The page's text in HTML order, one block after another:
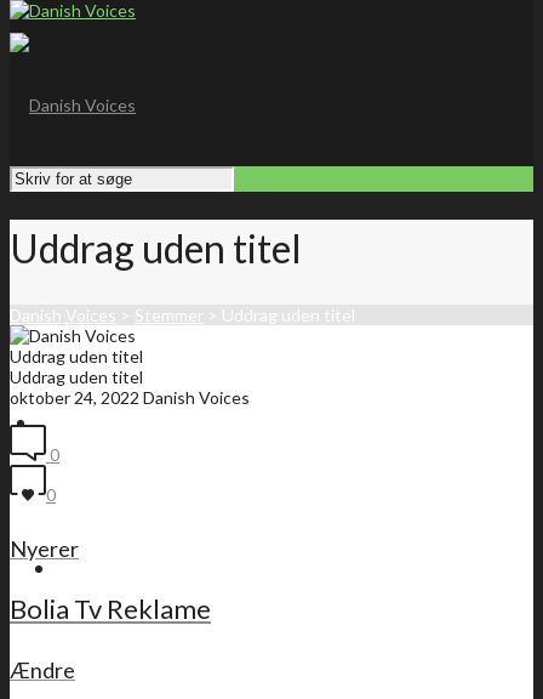
Forside
Medlemsliste
Uddrag uden titel
Danish Voices > Stemmer > Uddrag uden titel
Uddrag uden titel
Uddrag uden titel
oktober 24, 2022 Danish Voices
0
0
Nyerer
Bolia Tv Reklame
Ændre